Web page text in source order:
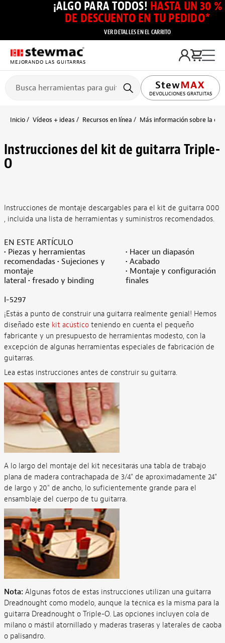
¡ALGO PARA TODOS! HASTA UN 30 %
DE DESCUENTO EN TU PEDIDO*
VER DETALLES EN EL CARRITO
MEJORANDO LAS GUITARRAS
DEVOLUCIONES GRATUITAS
Inicio Vídeos + ideas Recursos en línea Más información sobre la
Instrucciones del kit de guitarra Triple-
O
Instrucciones de montaje descargables para el kit de guitarra 000
, incluida una lista de herramientas y suministros recomendados.
EN ESTE ARTÍCULO
• Piezas y herramientas
recomendadas • Sujeciones y
montaje
lateral • fresado y binding
• Hacer un diapasón
• Acabado
• Montaje y configuración
finales
I-5297
¡Estás a punto de construir una guitarra realmente genial! Hemos
diseñado este kit acústicoteniendo en cuenta el pequeño
fabricante y un presupuesto de herramientas modesto, con la
excepción de algunas herramientas especiales de fabricación de
guitarras.
Lea estas instrucciones antes de construir su guitarra.
A lo largo del montaje del kit necesitarás una tabla de trabajo
plana de madera contrachapada de 3/4" de aproximadamente 24"
de largo y 20" de ancho, lo suficientemente grande para el
ensamblaje del cuerpo de tu guitarra.
Nota: Algunas fotos de estas instrucciones utilizan una guitarra
Dreadnought como modelo, aunque la técnica es la misma para la
guitarra Dreadnought o Triple-O. Las opciones incluyen cola de
milano o mástil atornillado y maderas traseras y laterales de caoba
o palisandro.